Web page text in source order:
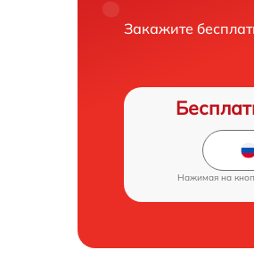
Закажите
Нажимая на